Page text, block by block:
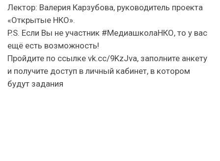
Лектор: Валерия Карзубова, руководитель проекта
«Открытые НКО».
P.S. Если Вы не участник #МедиашколаНКО, то у вас
ещё есть возможность!
Пройдите по ссылке vk.cc/9KzJva, заполните анкету
и получите доступ в личный кабинет, в котором
будут задания